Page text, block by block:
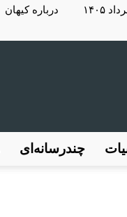
درباره کیهان
چندرسانه‌ای